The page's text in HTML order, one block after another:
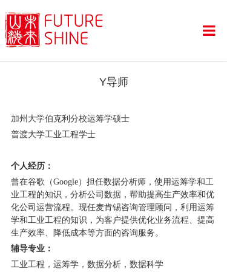
山
Y导师
加州大学伯克利分校运筹学硕士
普渡大学工业工程学士
个人经历：
曾在谷歌（Google）担任数据分析师，使用运筹学和工
业工程的知识，分析公司数据，帮助提高生产效率和优
化公司运营流程。现任麦肯锡咨询管理顾问，利用运筹
学和工业工程的知识，为客户提供优化业务流程、提高
生产效率、降低成本等方面的咨询服务。
辅导专业：
工业工程，运筹学，数据分析，数据科学